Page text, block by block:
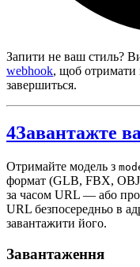
Запити не ваш стиль?
webhook, щоб отримати
завершиться.
4Завантажте
Отримайте модель з
формат (GLB, FBX,
за часом URL — або
URL безпосередньо в
завантажити його.
Завантаження